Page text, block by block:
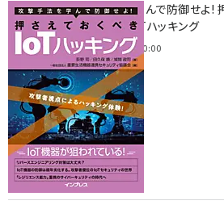
攻撃手法を学んで防御せよ!
ておくべきIoTハッキング
2022年6月14日 0:00